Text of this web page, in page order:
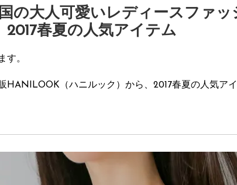
の大人可愛いレディースファッ
春夏の人気アイテム
す。
（ハニルック）から、2017春夏の人気アイ